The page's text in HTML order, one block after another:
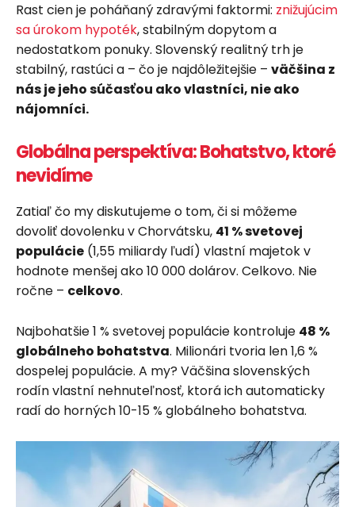
Rast cien je poháňaný zdravými faktormi: znižujúcim
sa úrokom hypoték, stabilným dopytom a
nedostatkom ponuky. Slovenský realitný trh je
stabilný, rastúci a – čo je najdôležitejšie – väčšina z
nás je jeho súčasťou ako vlastníci, nie ako
nájomníci.
Globálna perspektíva: Bohatstvo, ktoré
nevidíme
Zatiaľ čo my diskutujeme o tom, či si môžeme
dovoliť dovolenku v Chorvátsku, 41 % svetovej
populácie (1,55 miliardy ľudí) vlastní majetok v
hodnote menšej ako 10 000 dolárov. Celkovo. Nie
ročne – celkovo.
Najbohatšie 1 % svetovej populácie kontroluje 48 %
globálneho bohatstva. Milionári tvoria len 1,6 %
dospelej populácie. A my? Väčšina slovenských
rodín vlastní nehnuteľnosť, ktorá ich automaticky
radí do horných 10-15 % globálneho bohatstva.